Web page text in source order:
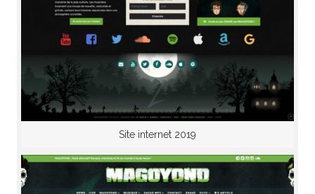
Site internet 2019